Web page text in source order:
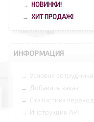
→ НОВИНКИ!
→ ХИТ ПРОДАЖ!
ИНФОРМАЦИЯ
→ Условия
→ Добавить заказ
→ Статистика
→ Инструкции API